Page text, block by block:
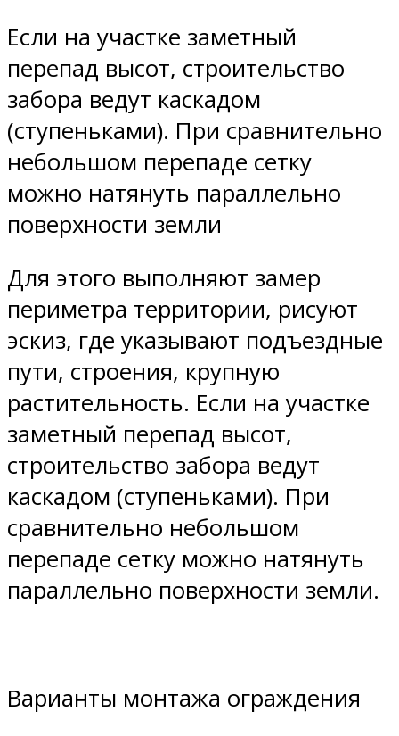
Если на участке заметный
перепад высот, строительство
забора ведут каскадом
(ступеньками). При сравнительно
небольшом перепаде сетку
можно натянуть параллельно
поверхности земли
Для этого выполняют замер
периметра территории, рисуют
эскиз, где указывают подъездные
пути, строения, крупную
растительность. Если на участке
заметный перепад высот,
строительство забора ведут
каскадом (ступеньками). При
сравнительно небольшом
перепаде сетку можно натянуть
параллельно поверхности земли.
Варианты монтажа ограждения